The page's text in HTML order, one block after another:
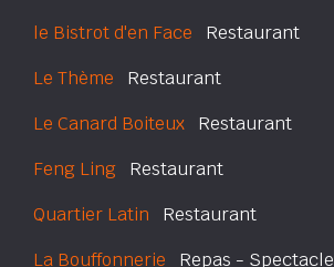
le Bistrot d'en Face Restaurant
Le Thème Restaurant
Le Canard Boiteux Restaurant
Feng Ling Restaurant
Quartier Latin Restaurant
La Bouffonnerie Repas - Spectacle